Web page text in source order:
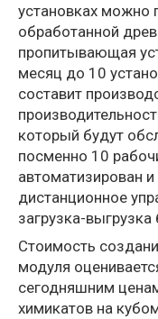
установках можно
обработанной
пропитывающая
месяц до 10
составит
который будут
посменно 10
автоматизирован
дистанционное
загрузка-
Стоимость
модуля
сегодняшним
химикатов на